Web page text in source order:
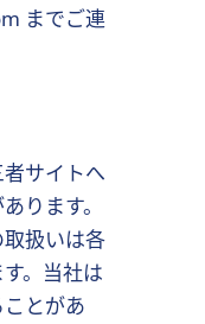
までご連
サイトへ
ります。
扱いは各
。当社は
とがあ